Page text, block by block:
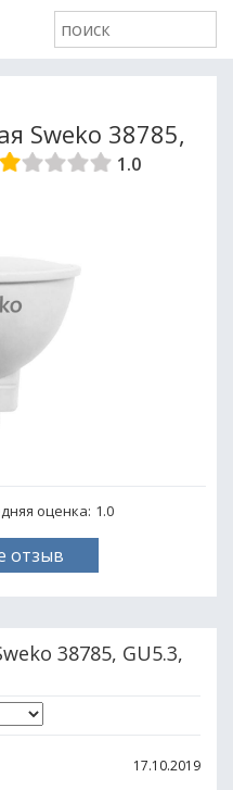
Sweko 38785,
1.0
оценка: 1.0
отзыв
38785, GU5.3,
17.10.2019